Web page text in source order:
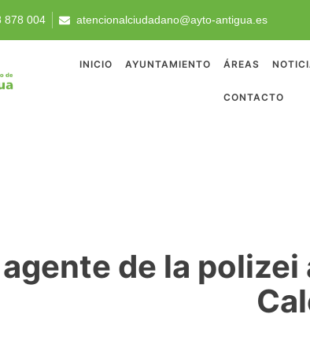
878 004 atencionalciudadano@ayto-antigua.es
INICIO AYUNTAMIENTO ÁREAS
CONTACTO
de la